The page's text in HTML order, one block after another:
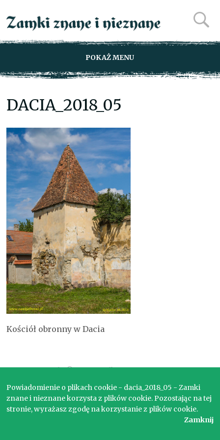
POKAŻ MENU
DACIA_2018_05
Kościół obronny w Dacia
Copyright © 2017. Wszelkie prawa zastrzeżone.
Powiadomienie o plikach cookie - dacia_2018_05 - Zamki
znane i nieznane korzysta z plików cookie. Pozostając na tej
stronie, wyrażasz zgodę na korzystanie z plików cookie.
Zamknij